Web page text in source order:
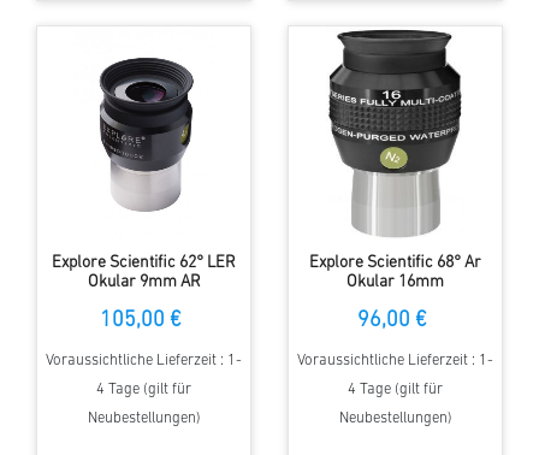
Explore Scientific 62° LER
Okular 9mm AR
105,00 €
Voraussichtliche Lieferzeit : 1-
4 Tage (gilt für
Neubestellungen)
Explore Scientific 68° Ar
Okular 16mm
96,00 €
Voraussichtliche Lieferzeit : 1-
4 Tage (gilt für
Neubestellungen)